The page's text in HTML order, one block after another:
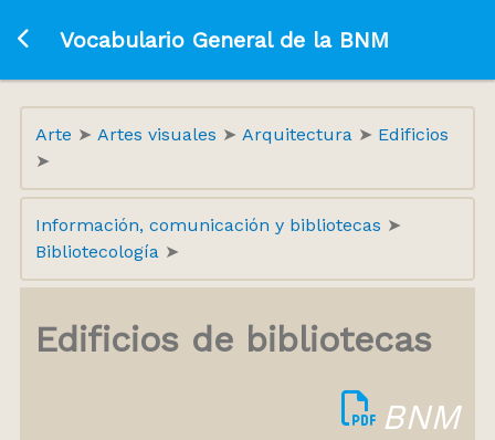
Ir a la página principal
Vocabulario General de la BNM
Arte Artes visuales Arquitectura Edificios
Información, comunicación y bibliotecas
Bibliotecología
Edificios de bibliotecas
BNM